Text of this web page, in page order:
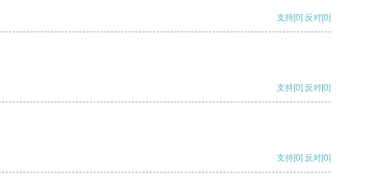
支持[0] 反对[0]
支持[0] 反对[0]
支持[0] 反对[0]